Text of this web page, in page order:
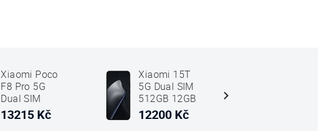
Xiaomi Poco
F8 Pro 5G
Dual SIM
256GB 12GB
RAM
13215 Kč
Xiaomi 15T
5G Dual SIM
512GB 12GB
RAM Černá
12200 Kč